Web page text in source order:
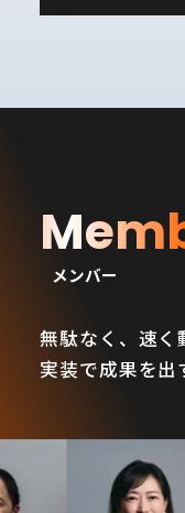
メンバー
無駄なく、速く
実装で成果を出